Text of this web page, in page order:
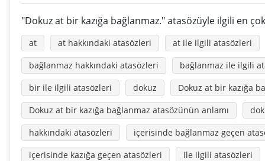
"Dokuz at bir kazığa bağlanmaz." atasözüyle ilgili en
at at hakkındaki atasözleri
at ile ilgili atasözleri
bağlanmaz hakkındaki atasözleri
bağlanmaz ile ilgili
bir ile ilgili atasözleri
dokuz
Dokuz at bir kazığa
Dokuz at bir kazığa bağlanmaz atasözünün anlamı
hakkındaki atasözleri
içerisinde bağlanmaz geçen
içerisinde kazığa geçen atasözleri
ile ilgili atasözleri